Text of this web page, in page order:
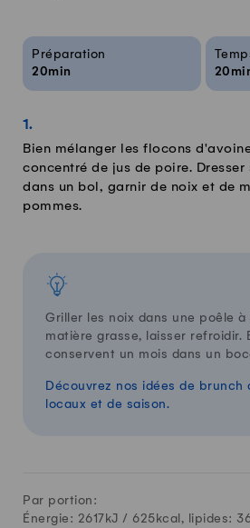
Infos sur la recette
Préparation
20min
Bien mélanger les flocons
concentré de jus de poire. Dresser
dans un bol, garnir de noix et de
pommes.
Griller les noix dans une poêle à
matière grasse, laisser refroidir.
conservent un mois dans un
Découvrez nos idées de brunch
locaux et de saison.
Par portion:
Énergie: 2617kJ / 625 kcal, lipides: